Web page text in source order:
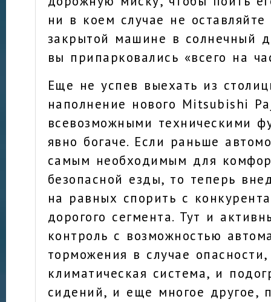
ни в коем случае не оставляйте
закрытой машине в солнечный
вы припарковались «всего на
Еще не успев выехать из
наполнение нового Mitsubishi
всевозможными техническими
явно богаче. Если раньше
самым необходимым для
безопасной езды, то теперь
на равных спорить с
дорогого сегмента. Тут и
контроль с возможностью
торможения в случае
климатическая система, и
сидений, и еще многое другое,